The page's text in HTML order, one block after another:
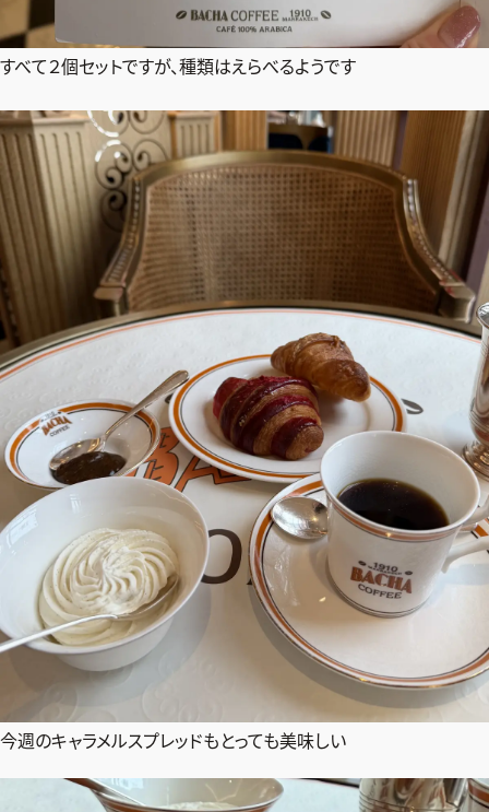
すべて２個セットですが、種類はえらべるようです
今週のキャラメルスプレッドもとっても美味しい